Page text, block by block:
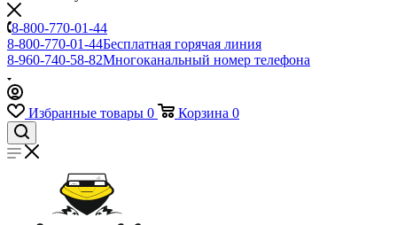
8-800-770-01-44
8-800-770-01-44Бесплатная горячая линия
8-960-740-58-82Многоканальный номер телефона
Избранные товары 0 Корзина 0